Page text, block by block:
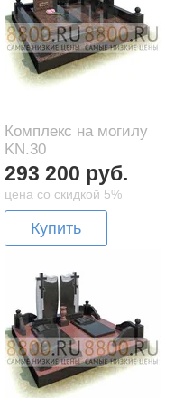
Комплекс на могилу
KN.30
293 200 руб.
цена со скидкой 5%
Купить